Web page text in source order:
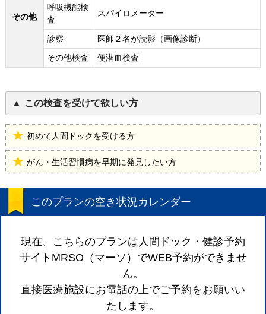
その他
呼吸機能検
査
スパイロメーター
診察
医師２名が読影（画像診断）
その他検査
便潜血検査
この検査を受けて欲しい方
初めて人間ドックを受ける方
がん・生活習慣病を早期に発見したい方
このプランの空き状況カレンダー
現在、こちらのプランは人間ドック・健診予約
サイトMRSO（マーソ）でWEB予約ができませ
ん。
直接医療施設にお電話の上でご予約をお願いい
たします。